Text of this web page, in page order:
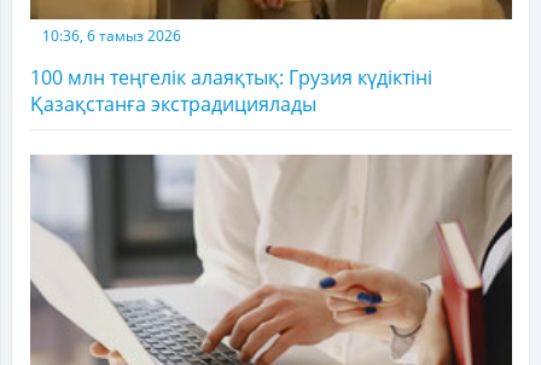
10:36, 6 тамыз 2026
100 млн теңгелік алаяқтық: Грузия күдіктіні
Қазақстанға экстрадициялады